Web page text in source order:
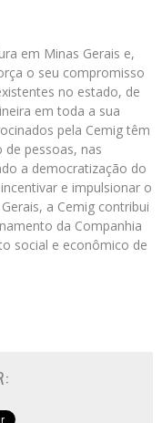
em Minas Gerais e,
o seu compromisso
no estado, de
em toda a sua
pela Cemig têm
pessoas, nas
a democratização do
e impulsionar o
a Cemig contribui
da Companhia
social e econômico de